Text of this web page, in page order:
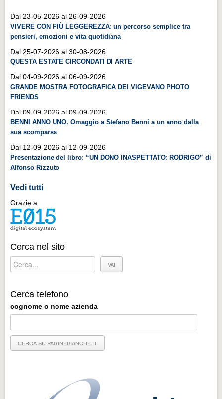
Dal 23-05-2026 al 26-09-2026
VIVERE CON PIÙ LEGGEREZZA: un percorso semplice tra
pensieri, emozioni e vita quotidiana
Dal 25-07-2026 al 30-08-2026
QUESTA ESTATE CIRCONDATI DI ARTE
Dal 04-09-2026 al 06-09-2026
GRANDE MOSTRA FOTOGRAFICA DEI VIGEVANO PHOTO
FRIENDS
Dal 09-09-2026 al 09-09-2026
BENNI ANNO UNO. Omaggio a Stefano Benni a un anno dalla
sua scomparsa
Dal 12-09-2026 al 12-09-2026
Presentazione del libro: “UN DONO INASPETTATO: RODRIGO” di
Alfonso Rizzuto
Vedi tutti
Grazie a
Cerca nel sito
Cerca telefono
cognome o nome azienda